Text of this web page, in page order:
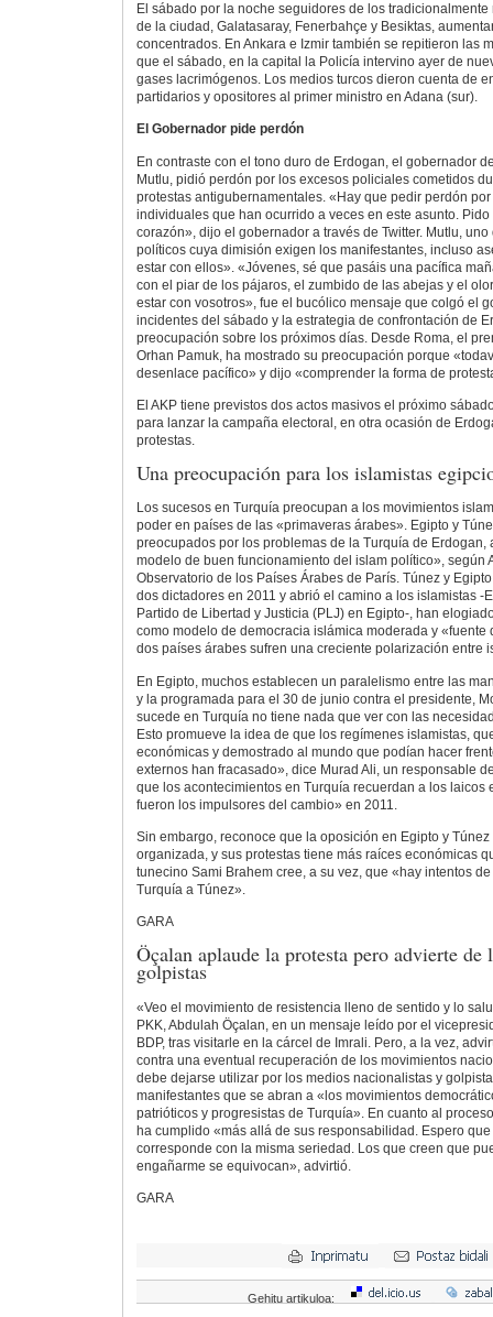
El sábado por la noche seguidores de los
de la ciudad, Galatasaray, Fenerbahçe y Besiktas,
concentrados. En Ankara e Izmir también se repitieron las
que el sábado, en la capital la Policía intervino ayer de
gases lacrimógenos. Los medios turcos dieron cuenta de
partidarios y opositores al primer ministro en Adana (sur).
El Gobernador pide perdón
En contraste con el tono duro de Erdogan, el gobernador
Mutlu, pidió perdón por los excesos policiales cometidos
protestas antigubernamentales. «Hay que pedir perdón
individuales que han ocurrido a veces en este asunto.
corazón», dijo el gobernador a través de Twitter. Mutlu,
políticos cuya dimisión exigen los manifestantes, incluso
estar con ellos». «Jóvenes, sé que pasáis una pacífica
con el piar de los pájaros, el zumbido de las abejas y el
estar con vosotros», fue el bucólico mensaje que colgó el
incidentes del sábado y la estrategia de confrontación de
preocupación sobre los próximos días. Desde Roma, el
Orhan Pamuk, ha mostrado su preocupación porque
desenlace pacífico» y dijo «comprender la forma de
El AKP tiene previstos dos actos masivos el próximo
para lanzar la campaña electoral, en otra ocasión de
protestas.
Una preocupación para los islamistas
Los sucesos en Turquía preocupan a los movimientos
poder en países de las «primaveras árabes». Egipto y
preocupados por los problemas de la Turquía de Erdogan,
modelo de buen funcionamiento del islam político», según
Observatorio de los Países Árabes de París. Túnez y
dos dictadores en 2011 y abrió el camino a los islamistas -
Partido de Libertad y Justicia (PLJ) en Egipto-, han
como modelo de democracia islámica moderada y «fuente
dos países árabes sufren una creciente polarización entre
En Egipto, muchos establecen un paralelismo entre las
y la programada para el 30 de junio contra el presidente,
sucede en Turquía no tiene nada que ver con las
Esto promueve la idea de que los regímenes islamistas,
económicas y demostrado al mundo que podían hacer
externos han fracasado», dice Murad Ali, un responsable
que los acontecimientos en Turquía recuerdan a los laicos
fueron los impulsores del cambio» en 2011.
Sin embargo, reconoce que la oposición en Egipto y
organizada, y sus protestas tiene más raíces económicas
tunecino Sami Brahem cree, a su vez, que «hay intentos
Turquía a Túnez».
GARA
Öçalan aplaude la protesta pero advierte
golpistas
«Veo el movimiento de resistencia lleno de sentido y lo
PKK, Abdulah Öçalan, en un mensaje leído por el
BDP, tras visitarle en la cárcel de Imrali. Pero, a la vez,
contra una eventual recuperación de los movimientos
debe dejarse utilizar por los medios nacionalistas y
manifestantes que se abran a «los movimientos
patrióticos y progresistas de Turquía». En cuanto al
ha cumplido «más allá de sus responsabilidad. Espero
corresponde con la misma seriedad. Los que creen que
engañarme se equivocan», advirtió.
GARA
Gehitu artikuloa: